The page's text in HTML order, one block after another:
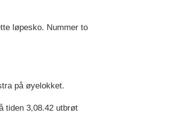
løpesko. Nummer to
på øyelokket.
tiden 3,08.42 utbrøt